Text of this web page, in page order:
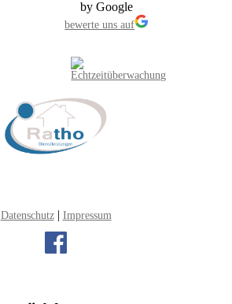
bewerte uns auf
Datenschutz| Impressum